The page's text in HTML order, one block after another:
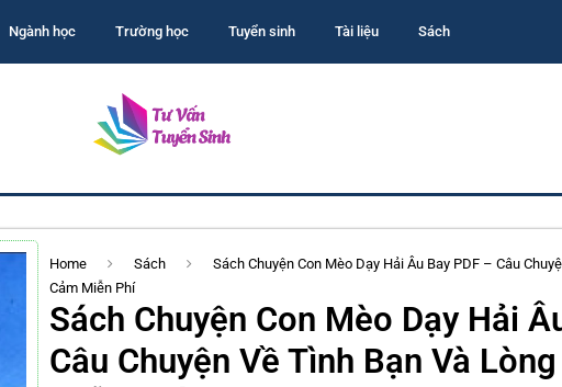
Ngành học Trường học Tuyển sinh Tài liệu Sách
Home Sách
Sách Chuyện Con Mèo Dạy Hải Âu Bay PDF – Câu
Cảm Miễn Phí
Sách Chuyện Con Mèo Dạy Hải
Câu Chuyện Về Tình Bạn Và